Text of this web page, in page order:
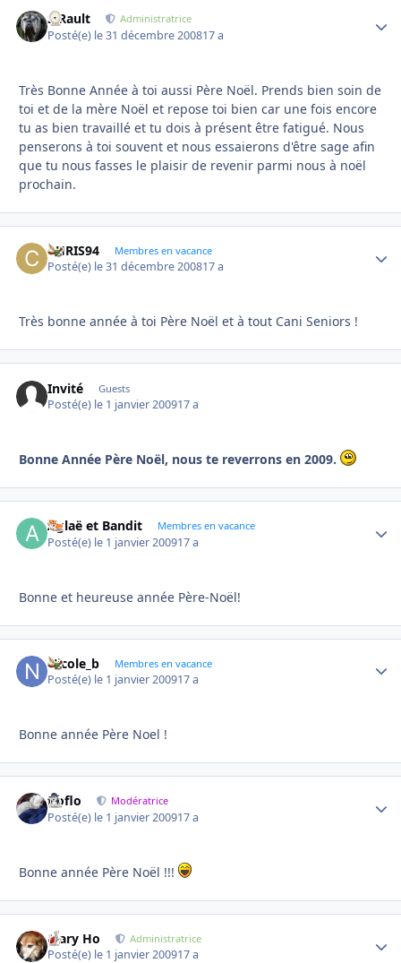
S.Rault Administratrice
Posté(e) le 31 décembre 200817 a
Très Bonne Année à toi aussi Père Noël. Prends bien soin de
toi et de la mère Noël et repose toi bien car une fois encore
tu as bien travaillé et tu dois à présent être fatigué. Nous
penserons à toi souvent et nous essaierons d'être sage afin
que tu nous fasses le plaisir de revenir parmi nous à noël
prochain.
CHRIS94 Membres en vacance
Posté(e) le 31 décembre 200817 a
Très bonne année à toi Père Noël et à tout Cani Seniors !
Invité Guests
Posté(e) le 1 janvier 200917 a
Bonne Année Père Noël, nous te reverrons en 2009.
Aglaë et Bandit Membres en vacance
Posté(e) le 1 janvier 200917 a
Bonne et heureuse année Père-Noël!
Nicole_b Membres en vacance
Posté(e) le 1 janvier 200917 a
Bonne année Père Noel !
floflo Modératrice
Posté(e) le 1 janvier 200917 a
Bonne année Père Noël !!!
Mary Ho Administratrice
Posté(e) le 1 janvier 200917 a